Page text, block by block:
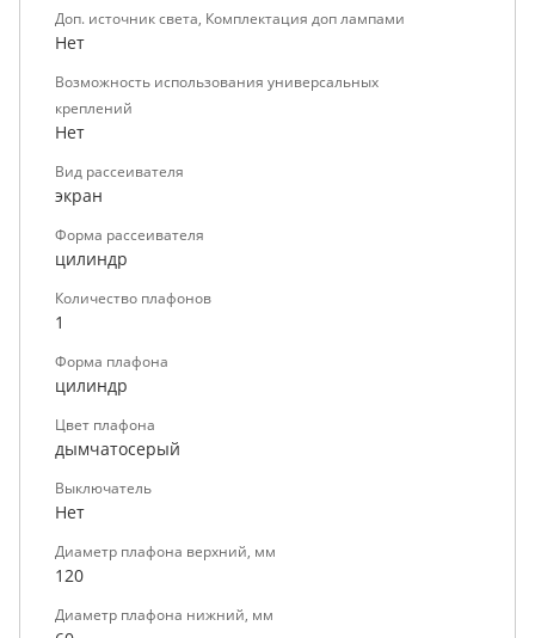
Доп. источник света, Комплектация доп лампами
Нет
Возможность использования универсальных
креплений
Нет
Вид рассеивателя
экран
Форма рассеивателя
цилиндр
Количество плафонов
1
Форма плафона
цилиндр
Цвет плафона
дымчатосерый
Выключатель
Нет
Диаметр плафона верхний, мм
120
Диаметр плафона нижний, мм